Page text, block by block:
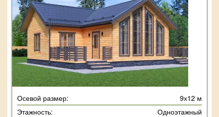
Осевой размер:
9х12 м
Этажность:
Одноэтажный